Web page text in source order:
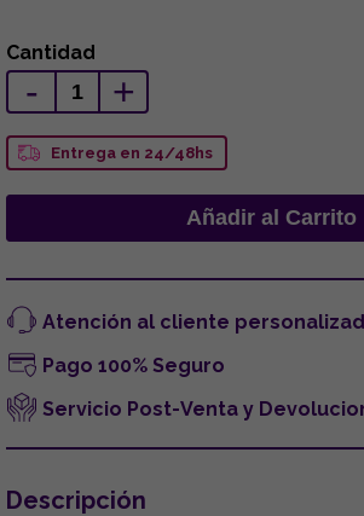
Cantidad
- +
Entrega en 24/48hs
Atención al cliente
Pago 100% Seguro
Servicio Post-Venta y
Descripción